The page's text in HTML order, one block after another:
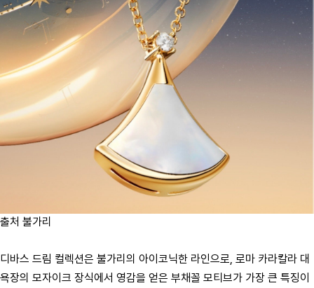
출처 불가리
디바스 드림 컬렉션은 불가리의 아이코닉한 라인으로, 로마 카라칼라 대
욕장의 모자이크 장식에서 영감을 얻은 부채꼴 모티브가 가장 큰 특징이